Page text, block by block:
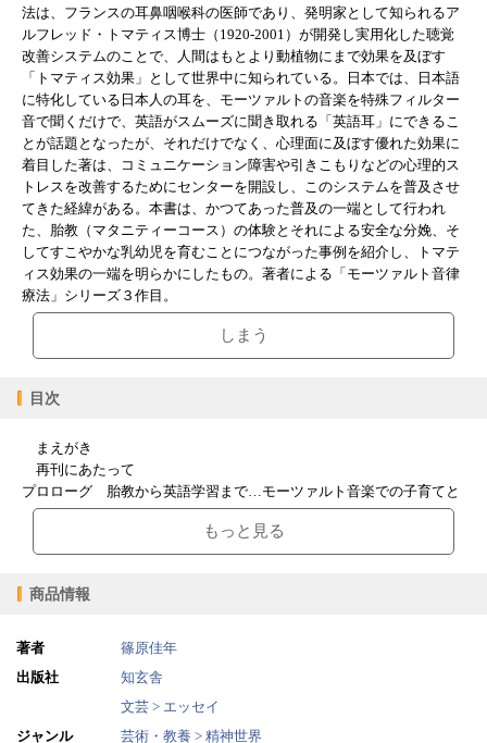
法は、フランスの耳鼻咽喉科の医師であり、発明家として知られるア
ルフレッド・トマティス博士（1920-2001）が開発し実用化した聴覚
改善システムのことで、人間はもとより動植物にまで効果を及ぼす
「トマティス効果」として世界中に知られている。日本では、日本語
に特化している日本人の耳を、モーツァルトの音楽を特殊フィルター
音で聞くだけで、英語がスムーズに聞き取れる「英語耳」にできるこ
とが話題となったが、それだけでなく、心理面に及ぼす優れた効果に
着目した著は、コミュニケーション障害や引きこもりなどの心理的ス
トレスを改善するためにセンターを開設し、このシステムを普及させ
てきた経緯がある。本書は、かつてあった普及の一端として行われ
た、胎教（マタニティーコース）の体験とそれによる安全な分娩、そ
してすこやかな乳幼児を育むことにつながった事例を紹介し、トマテ
ィス効果の一端を明らかにしたもの。著者による「モーツァルト音律
療法」シリーズ３作目。
しまう
目次
まえがき
再刊にあたって
プロローグ 胎教から英語学習まで…モーツァルト音楽での子育てと
は？
◎聴覚を整えるモーツァルトの音楽効果
◎モーツァルト音律療法は、英会話の学習法？
◎ヘッドフォンで音楽を聞いていれば眠っていてもいいのはなぜ？
ら？
◎トマティス・ベイビーが元気で聡明に育つのは、超高音という栄養
のせい？
◎モーツァルト音楽はどうして聴覚改善に効く？
◎英語耳のトレーニングで学習障害や自閉症が改善するのは？
もっと見る
商品情報
著者
篠原佳年
出版社
知玄舎
ジャンル
文芸 > エッセイ
芸術・教養 > 精神世界